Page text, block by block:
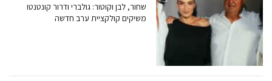
שחור, לבן וקוטור: גולברי ודרור קונטנטו
משיקים קולקציית ערב חדשה